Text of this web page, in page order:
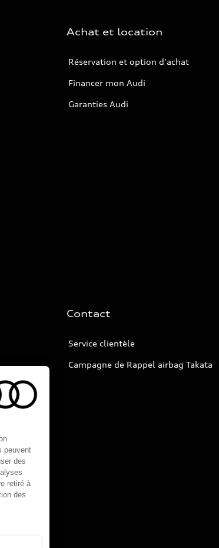
Achat et location
Réservation et option d'achat
Financer mon Audi
Garanties Audi
Contact
Service clientèle
Campagne de Rappel airbag Takata